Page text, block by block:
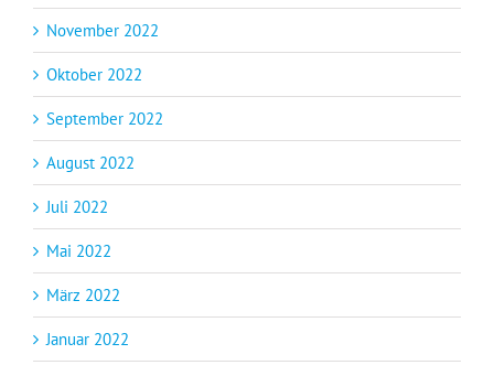
November 2022
Oktober 2022
September 2022
August 2022
Juli 2022
Mai 2022
März 2022
Januar 2022